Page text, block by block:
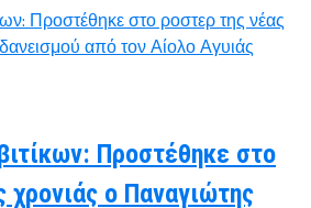
Προστέθηκε στο
χρονιάς ο Παναγιώτης